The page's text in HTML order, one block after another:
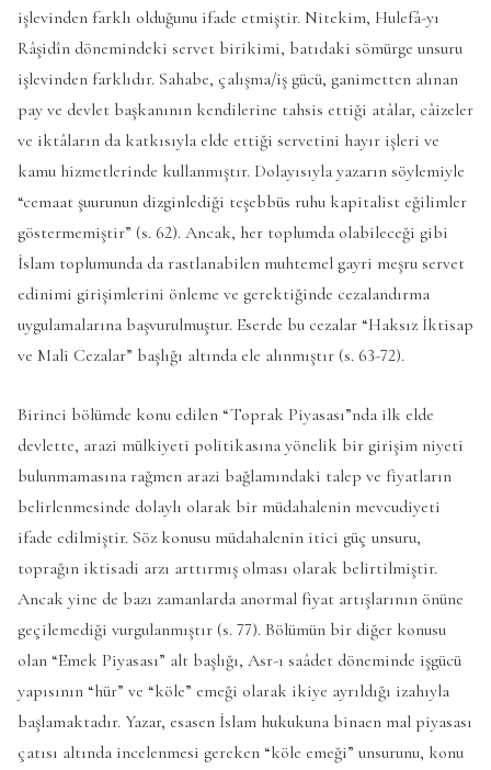
işlevinden farklı olduğunu ifade etmiştir. Nitekim, Hulefâ-yı
Râşidîn dönemindeki servet birikimi, batıdaki sömürge unsuru
işlevinden farklıdır. Sahabe, çalışma/iş gücü, ganimetten alınan
pay ve devlet başkanının kendilerine tahsis ettiği atâlar, câizeler
ve iktâların da katkısıyla elde ettiği servetini hayır işleri ve
kamu hizmetlerinde kullanmıştır. Dolayısıyla yazarın söylemiyle
“cemaat şuurunun dizginlediği teşebbüs ruhu kapitalist eğilimler
göstermemiştir” (s. 62). Ancak, her toplumda olabileceği gibi
İslam toplumunda da rastlanabilen muhtemel gayri meşru servet
edinimi girişimlerini önleme ve gerektiğinde cezalandırma
uygulamalarına başvurulmuştur. Eserde bu cezalar “Haksız İktisap
ve Mali Cezalar” başlığı altında ele alınmıştır (s. 63-72).
Birinci bölümde konu edilen “Toprak Piyasası”nda ilk elde
devlette, arazi mülkiyeti politikasına yönelik bir girişim niyeti
bulunmamasına rağmen arazi bağlamındaki talep ve fiyatların
belirlenmesinde dolaylı olarak bir müdahalenin mevcudiyeti
ifade edilmiştir. Söz konusu müdahalenin itici güç unsuru,
toprağın iktisadi arzı arttırmış olması olarak belirtilmiştir.
Ancak yine de bazı zamanlarda anormal fiyat artışlarının önüne
geçilemediği vurgulanmıştır (s. 77). Bölümün bir diğer konusu
olan “Emek Piyasası” alt başlığı, Asr-ı saâdet döneminde işgücü
yapısının “hür” ve “köle” emeği olarak ikiye ayrıldığı izahıyla
başlamaktadır. Yazar, esasen İslam hukukuna binaen mal piyasası
çatısı altında incelenmesi gereken “köle emeği” unsurunu, konu